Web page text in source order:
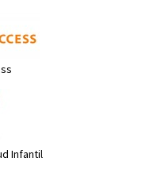
Infantil